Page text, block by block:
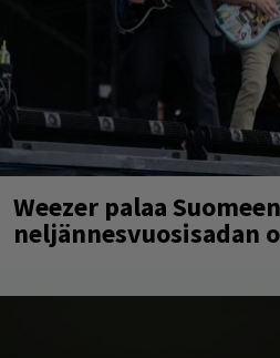
Weezer palaa
neljännesvuosisadan